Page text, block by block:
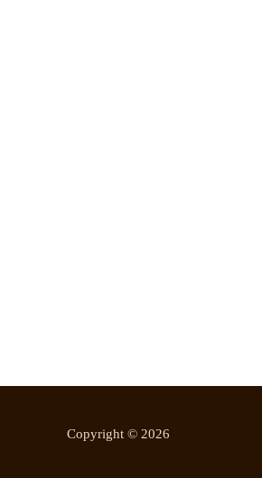
Copyright © 2026